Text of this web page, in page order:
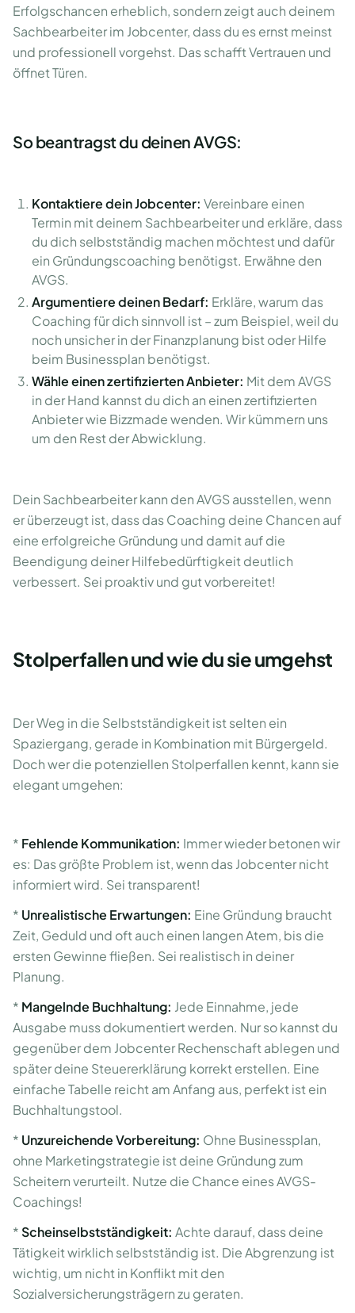
Erfolgschancen erheblich, sondern zeigt auch deinem
Sachbearbeiter im Jobcenter, dass du es ernst meinst
und professionell vorgehst. Das schafft Vertrauen und
öffnet Türen.
So beantragst du deinen AVGS:
Kontaktiere dein Jobcenter: Vereinbare einen
Termin mit deinem Sachbearbeiter und erkläre, dass
du dich selbstständig machen möchtest und dafür
ein Gründungscoaching benötigst. Erwähne den
AVGS.
Argumentiere deinen Bedarf: Erkläre, warum das
Coaching für dich sinnvoll ist – zum Beispiel, weil du
noch unsicher in der Finanzplanung bist oder Hilfe
beim Businessplan benötigst.
Wähle einen zertifizierten Anbieter: Mit dem AVGS
in der Hand kannst du dich an einen zertifizierten
Anbieter wie Bizzmade wenden. Wir kümmern uns
um den Rest der Abwicklung.
Dein Sachbearbeiter kann den AVGS ausstellen, wenn
er überzeugt ist, dass das Coaching deine Chancen auf
eine erfolgreiche Gründung und damit auf die
Beendigung deiner Hilfebedürftigkeit deutlich
verbessert. Sei proaktiv und gut vorbereitet!
Stolperfallen und wie du sie umgehst
Der Weg in die Selbstständigkeit ist selten ein
Spaziergang, gerade in Kombination mit Bürgergeld.
Doch wer die potenziellen Stolperfallen kennt, kann sie
elegant umgehen:
* Fehlende Kommunikation: Immer wieder betonen wir
es: Das größte Problem ist, wenn das Jobcenter nicht
informiert wird. Sei transparent!
* Unrealistische Erwartungen: Eine Gründung braucht
Zeit, Geduld und oft auch einen langen Atem, bis die
ersten Gewinne fließen. Sei realistisch in deiner
Planung.
* Mangelnde Buchhaltung: Jede Einnahme, jede
Ausgabe muss dokumentiert werden. Nur so kannst du
gegenüber dem Jobcenter Rechenschaft ablegen und
später deine Steuererklärung korrekt erstellen. Eine
einfache Tabelle reicht am Anfang aus, perfekt ist ein
Buchhaltungstool.
* Unzureichende Vorbereitung: Ohne Businessplan,
ohne Marketingstrategie ist deine Gründung zum
Scheitern verurteilt. Nutze die Chance eines AVGS-
Coachings!
* Scheinselbstständigkeit: Achte darauf, dass deine
Tätigkeit wirklich selbstständig ist. Die Abgrenzung ist
wichtig, um nicht in Konflikt mit den
Sozialversicherungsträgern zu geraten.